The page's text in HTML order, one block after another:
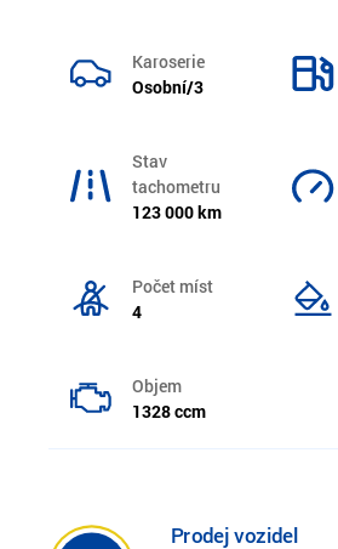
Karoserie
Osobní/3
Stav
tachometru
123 000 km
Počet míst
4
Objem
1328 ccm
Prodej vozidel